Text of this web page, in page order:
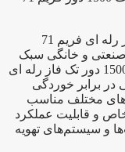
الکترو موتور 0/37 کیلووات 1500 دور تک فاز رله ای فریم 71
صنعتی و خانگی سبک
به شمار می‌آید. الکترو موتور 0/37 کیلووات 1500 دور تک فاز رله ای
در برابر خوردگی
مختلف مناسب
و قابلیت عملکرد
و سیستم‌های تهویه